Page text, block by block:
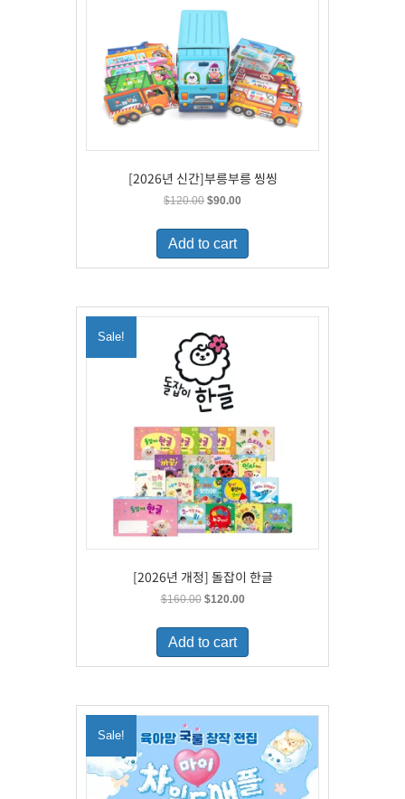
[2026년 신간]부릉부릉 씽씽
$120.00 Original
was:
$120.00.
$90.00Current
is:
Add to cart
Sale!
[2026년 개정] 돌잡이 한글
$160.00 Original
was:
$160.00.
$120.00Current
is:
Add to cart
Sale!